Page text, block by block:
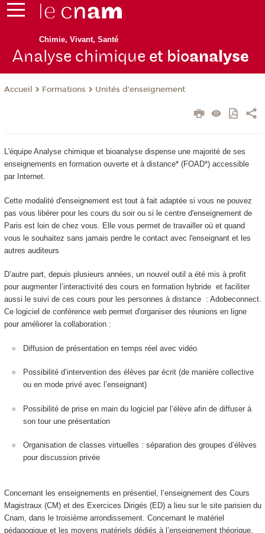
Chimie, Vivant, Santé
Analyse chimique et bioanalyse
Accueil Formations Unités d'enseignement
L'équipe Analyse chimique et bioanalyse dispense une majorité de ses
enseignements en formation ouverte et à distance* (FOAD*) accessible
par Internet.
Cette modalité d'enseignement est tout à fait adaptée si vous ne pouvez
pas vous libérer pour les cours du soir ou si le centre d'enseignement de
Paris est loin de chez vous. Elle vous permet de travailler où et quand
vous le souhaitez sans jamais perdre le contact avec l'enseignant et les
autres auditeurs
D’autre part, depuis plusieurs années, un nouvel outil a été mis à profit
pour augmenter l’interactivité des cours en formation hybrideet faciliter
aussi le suivi de ces cours pour les personnes à distance : Adobeconnect.
Ce logiciel de conférence web permet d'organiser des réunions en ligne
pour améliorer la collaboration :
Diffusion de présentation en temps réel avec vidéo
Possibilité d’intervention des élèves par écrit (de manière collective
ou en mode privé avec l’enseignant)
Possibilité de prise en main du logiciel par l’élève afin de diffuser à
son tour une présentation
Organisation de classes virtuelles : séparation des groupes d’élèves
pour discussion privée
Concernant les enseignements en présentiel, l’enseignement des Cours
Magistraux (CM) et des Exercices Dirigés (ED) a lieu sur le site parisien du
Cnam, dans le troisième arrondissement. Concernant le matériel
pédagogique et les moyens matériels dédiés à l’enseignement théorique,